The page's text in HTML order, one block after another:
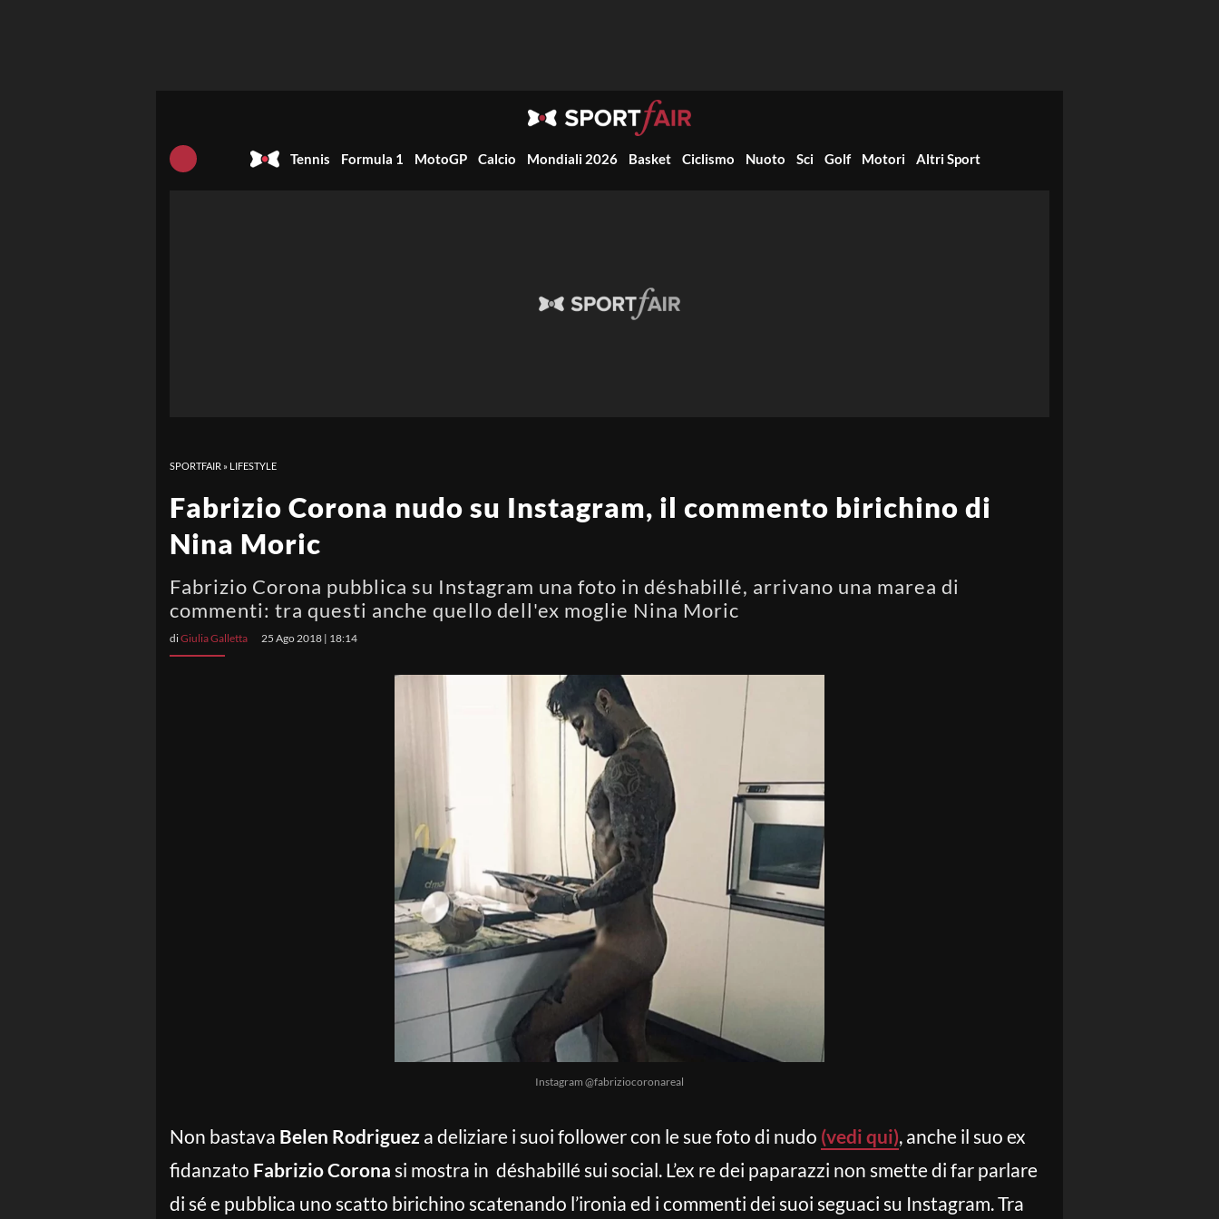
Tennis Formula 1 MotoGP Calcio Mondiali 2026 Basket Ciclismo Nuoto Sci Golf Motori Altri Sport
SPORTFAIR » LIFESTYLE
Fabrizio Corona nudo su Instagram, il commento birichino di
Nina Moric
Fabrizio Corona pubblica su Instagram una foto in déshabillé, arrivano una marea di
commenti: tra questi anche quello dell'ex moglie Nina Moric
diGiulia Galletta 25 Ago 2018 | 18:14
Instagram @fabriziocoronareal
Non bastava Belen Rodriguez a deliziare i suoi follower con le sue foto di nudo (vedi qui), anche il suo ex
fidanzato Fabrizio Corona si mostra in déshabillé sui social. L’ex re dei paparazzi non smette di far parlare
di sé e pubblica uno scatto birichino scatenando l’ironia ed i commenti dei suoi seguaci su Instagram. Tra